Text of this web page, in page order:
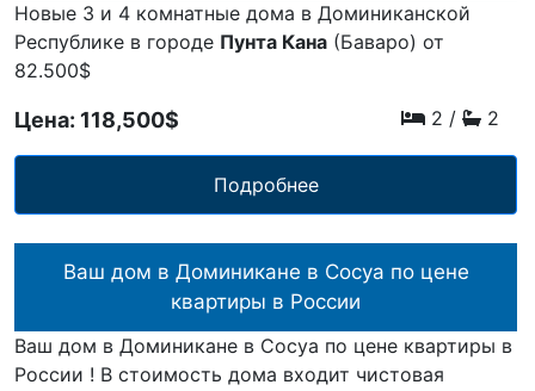
Новые 3 и 4 комнатные дома в Доминиканской
Республике в городе Пунта Кана (Баваро) от
82.500$
2 / 2
Цена: 118,500$
Подробнее
Ваш дом в Доминикане в Сосуа по цене
квартиры в России
Ваш дом в Доминикане в Сосуа по цене квартиры в
России ! В стоимость дома входит чистовая